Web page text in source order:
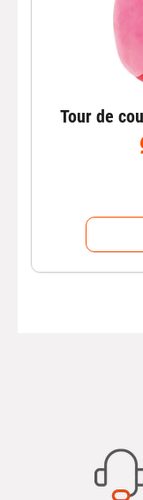
Tour de